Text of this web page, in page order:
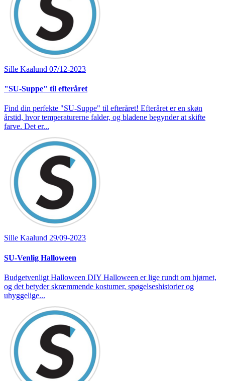
Sille Kaalund 07/12-2023
"SU-Suppe" til efteråret
Find din perfekte "SU-Suppe" til efteråret! Efteråret er en skøn
årstid, hvor temperaturerne falder, og bladene begynder at skifte
farve. Det er...
Sille Kaalund 29/09-2023
SU-Venlig Halloween
Budgetvenligt Halloween DIY Halloween er lige rundt om hjørnet,
og det betyder skræmmende kostumer, spøgelseshistorier og
uhyggelige...